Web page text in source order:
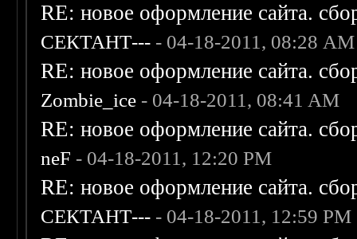
RE: новое оформление сайта.
СЕКТАНТ--- - 04-18-2011, 08:28 AM
RE: новое оформление сайта.
Zombie_ice - 04-18-2011, 08:41 AM
RE: новое оформление сайта.
neF - 04-18-2011, 12:20 PM
RE: новое оформление сайта.
СЕКТАНТ--- - 04-18-2011, 12:59 PM